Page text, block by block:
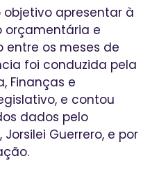
apresentar à
orçamentária e
entre os meses de
foi conduzida pela
Finanças e
e contou
dados pelo
Guerrero, e por